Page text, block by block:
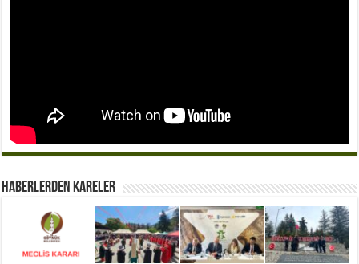
Haberlerden Kareler